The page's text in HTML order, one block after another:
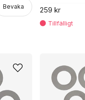
Bevaka 259 kr